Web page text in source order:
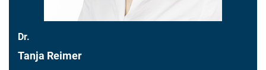
Dr.
Tanja Reimer